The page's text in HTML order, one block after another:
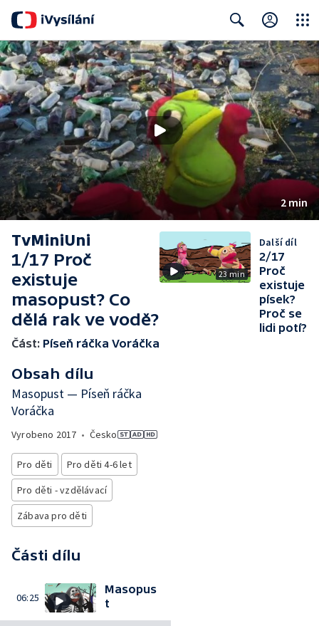
Search Close
2 min
TvMiniUni
1/17 Proč
existuje
masopust? Co
dělá rak ve vodě?
Část: Píseň ráčka Voráčka
Obsah dílu
Masopust — Píseň ráčka
Voráčka
Vyrobeno 2017 • Česko
Pro děti
Pro děti 4-6 let
Pro děti - vzdělávací
Zábava pro děti
Části dílu
06:25
Masopus
t
23 min
Další díl
2/17
Proč
existuje
písek?
Proč se
lidi potí?